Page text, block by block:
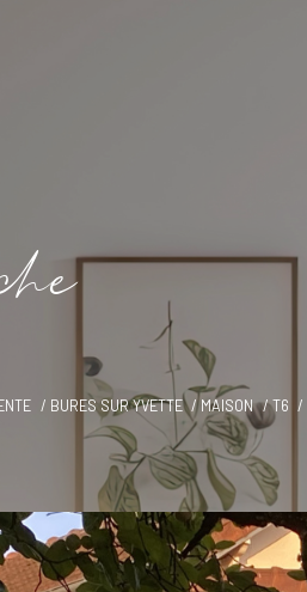
e
BURES SUR YVETTE MAISON T6